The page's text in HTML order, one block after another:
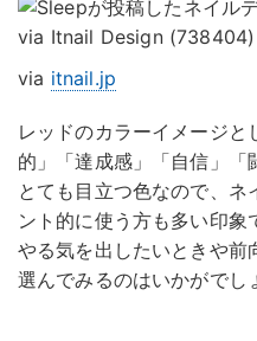
via itnail.jp
レッドのカラーイメージ
的」「達成感」「自信」「
とても目立つ色なので、ネ
ント的に使う方も多い印象
やる気を出したいときや前
選んでみるのはいかがでし